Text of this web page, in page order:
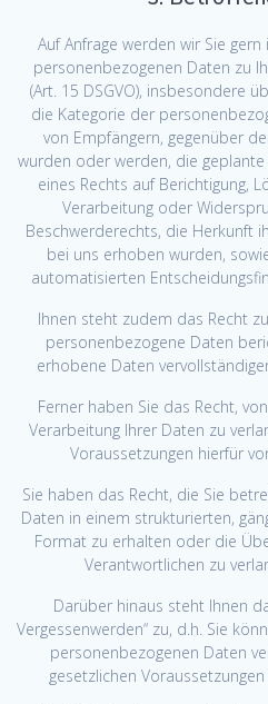
Auf Anfrage werden wir Sie
personenbezogenen Daten zu
(Art. 15 DSGVO), insbesondere
die Kategorie der
von Empfängern, gegenüber
wurden oder werden, die
eines Rechts auf Berichtigung,
Verarbeitung oder
Beschwerderechts, die Herkunft
bei uns erhoben wurden,
automatisierten
Ihnen steht zudem das Recht
personenbezogene Daten
erhobene Daten
Ferner haben Sie das Recht,
Verarbeitung Ihrer Daten zu
Voraussetzungen hierfür
Sie haben das Recht, die Sie
Daten in einem strukturierten,
Format zu erhalten oder die
Verantwortlichen zu
Darüber hinaus steht Ihnen
Vergessenwerden“ zu, d.h. Sie
personenbezogenen Daten
gesetzlichen Voraussetzungen